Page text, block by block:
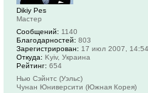
Dikiy Pes
Мастер
Сообщений: 1140
Благодарностей: 803
Зарегистрирован: 17 июл 2007, 14:54
Откуда: Kyiv, Украина
Рейтинг: 654
Нью Сэйнтс (Уэльс)
Чунан Юниверсити (Южная Корея)